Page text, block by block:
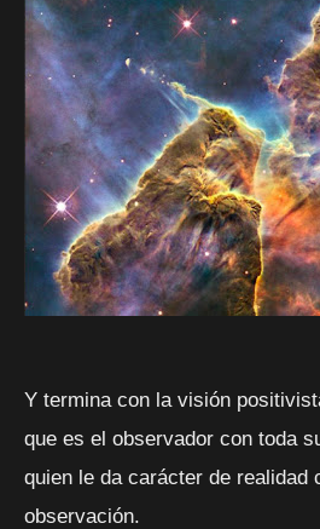
Y termina con la visión
que es el observador con toda
quien le da carácter de realidad
observación.